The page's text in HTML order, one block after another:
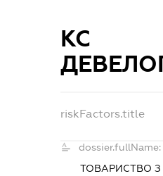
КС
riskFactors.title
dossier.fullName:
ТОВАРИСТВО